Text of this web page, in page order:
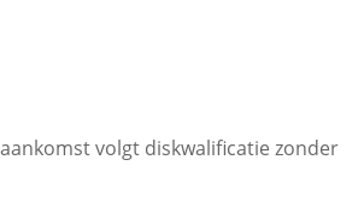
volgt diskwalificatie zonder